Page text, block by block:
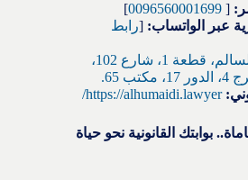
[
0096560001699
]
عبر الواتساب: [رابط
صباح السالم، قطعة 1، شارع 102،
65.
https://alhumaidi.lawyer/
بوابتك القانونية نحو حياة